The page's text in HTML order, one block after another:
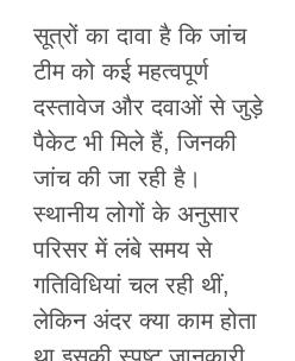
सूत्रों का दावा है कि जांच
टीम को कई महत्वपूर्ण
दस्तावेज और दवाओं से जुड़े
पैकेट भी मिले हैं, जिनकी
जांच की जा रही है।
स्थानीय लोगों के अनुसार
परिसर में लंबे समय से
गतिविधियां चल रही थीं,
लेकिन अंदर क्या काम होता